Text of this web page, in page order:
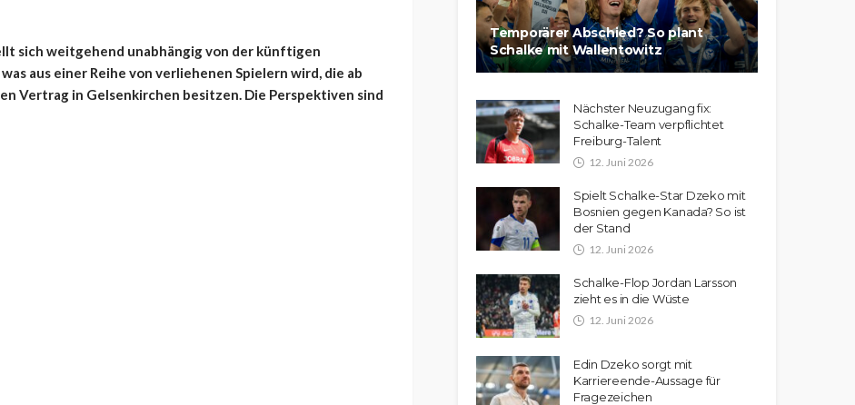
sich weitgehend unabhängig von der künftigen
aus einer Reihe von verliehenen Spielern wird, die ab
Vertrag in Gelsenkirchen besitzen. Die Perspektiven sind
Temporärer Abschied? So plant
Schalke mit Wallentowitz
Nächster Neuzugang fix:
Schalke-Team verpflichtet
Freiburg-Talent
12. Juni 2026
Spielt Schalke-Star Dzeko mit
Bosnien gegen Kanada? So ist
der Stand
12. Juni 2026
Schalke-Flop Jordan Larsson
zieht es in die Wüste
12. Juni 2026
Edin Dzeko sorgt mit
Karriereende-Aussage für
Fragezeichen